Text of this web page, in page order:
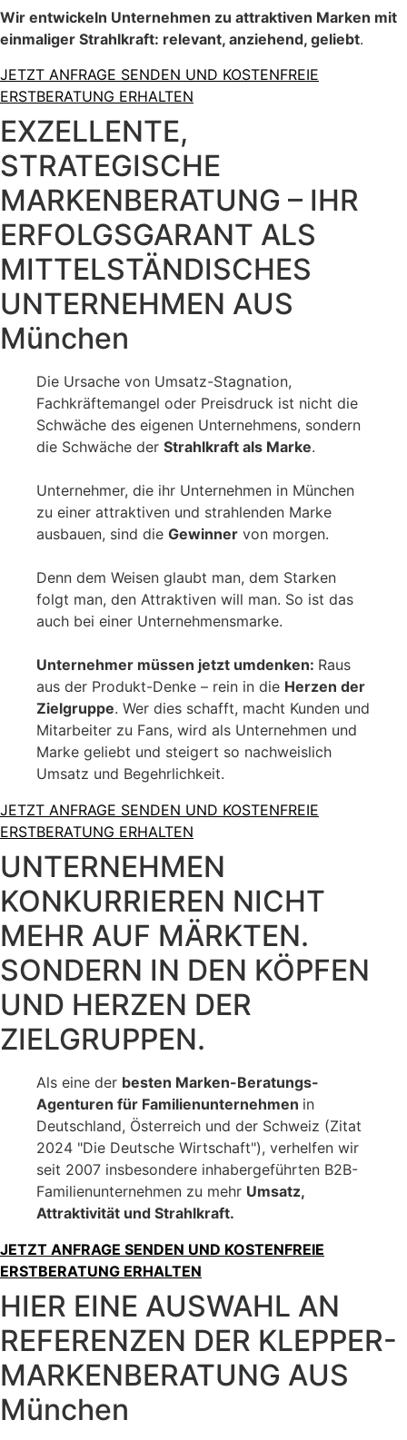
Wir entwickeln Unternehmen zu attraktiven Marken mit
einmaliger Strahlkraft: relevant, anziehend, geliebt.
JETZT ANFRAGE SENDEN UND KOSTENFREIE
ERSTBERATUNG ERHALTEN
EXZELLENTE,
STRATEGISCHE
MARKENBERATUNG – IHR
ERFOLGSGARANT ALS
MITTELSTÄNDISCHES
UNTERNEHMEN AUS
München
Die Ursache von Umsatz-Stagnation,
Fachkräftemangel oder Preisdruck ist nicht die
Schwäche des eigenen Unternehmens, sondern
die Schwäche der Strahlkraft als Marke.
Unternehmer, die ihr Unternehmen in München
zu einer attraktiven und strahlenden Marke
ausbauen, sind die Gewinner von morgen.
Denn dem Weisen glaubt man, dem Starken
folgt man, den Attraktiven will man. So ist das
auch bei einer Unternehmensmarke.
Unternehmer müssen jetzt umdenken: Raus
aus der Produkt-Denke – rein in die Herzen der
Zielgruppe. Wer dies schafft, macht Kunden und
Mitarbeiter zu Fans, wird als Unternehmen und
Marke geliebt und steigert so nachweislich
Umsatz und Begehrlichkeit.
JETZT ANFRAGE SENDEN UND KOSTENFREIE
ERSTBERATUNG ERHALTEN
UNTERNEHMEN
KONKURRIEREN NICHT
MEHR AUF MÄRKTEN.
SONDERN IN DEN KÖPFEN
UND HERZEN DER
ZIELGRUPPEN.
Als eine der besten Marken-Beratungs-
Agenturen für Familienunternehmen in
Deutschland, Österreich und der Schweiz (Zitat
2024 "Die Deutsche Wirtschaft"), verhelfen wir
seit 2007 insbesondere inhabergeführten B2B-
Familienunternehmen zu mehr Umsatz,
Attraktivität und Strahlkraft.
JETZT ANFRAGE SENDEN UND KOSTENFREIE
ERSTBERATUNG ERHALTEN
HIER EINE AUSWAHL AN
REFERENZEN DER KLEPPER-
MARKENBERATUNG AUS
München